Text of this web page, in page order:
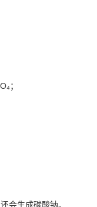
；
会生成碳酸钠。